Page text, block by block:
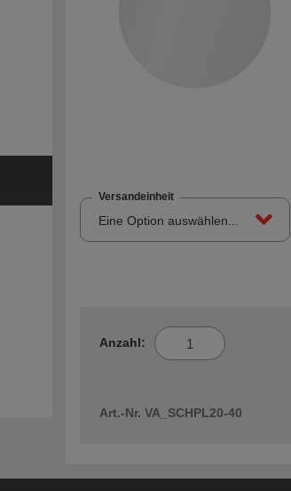
Versandeinheit
Eine Option auswählen...
Anzahl:
Art.-Nr. VA_SCHPL20-40